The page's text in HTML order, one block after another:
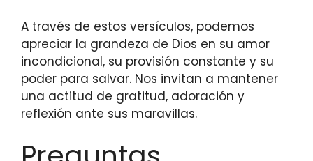
A través de estos versículos, podemos
apreciar la grandeza de Dios en su amor
incondicional, su provisión constante y su
poder para salvar. Nos invitan a mantener
una actitud de gratitud, adoración y
reflexión ante sus maravillas.